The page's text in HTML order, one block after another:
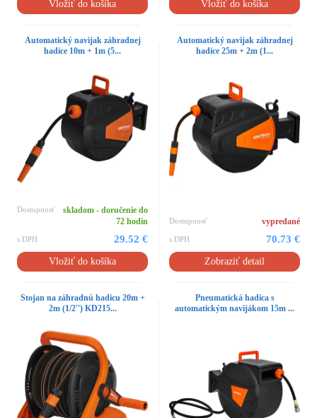
Vložiť do košíka Vložiť do košíka
Automatický navijak záhradnej
hadice 10m + 1m (5...
Dostupnosť
skladom - doručenie do
72 hodín
s DPH 29.52 €
Vložiť do košíka
Automatický navijak záhradnej
hadice 25m + 2m (1...
Dostupnosť vypredané
s DPH 70.73 €
Zobraziť detail
Stojan na záhradnú hadicu 20m +
2m (1/2'') KD215...
Pneumatická hadica s
automatickým navijákom 15m ...